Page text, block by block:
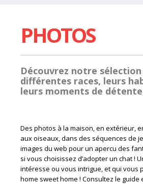
PHOTOS
Découvrez notre
différentes races, leurs
leurs moments de
Des photos à la maison, en extérieur,
aux oiseaux, dans des séquences de
images du web pour un apercu des
si vous choisissez d’adopter un chat !
intéresse ou vous intrigue, et qui
home sweet home ! Consultez le